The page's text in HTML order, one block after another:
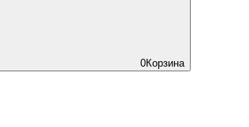
0Корзина